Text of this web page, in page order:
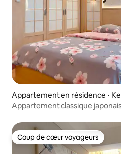
Appartement en résidence ⋅
ol petamburan
Appartement classique
Coup de cœur voyageurs
Coup de cœur voyageurs